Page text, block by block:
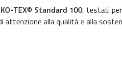
TEX® Standard 100, testati
attenzione alla qualità e alla